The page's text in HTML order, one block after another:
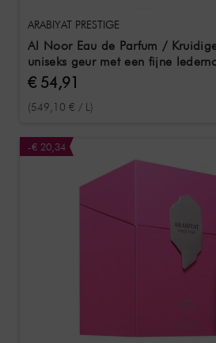
ARABIYAT PRESTIGE
Al Noor Eau de Parfum /
uniseks geur met een fijne
€ 54,91
(549,10 € / L)
-€ 20,34